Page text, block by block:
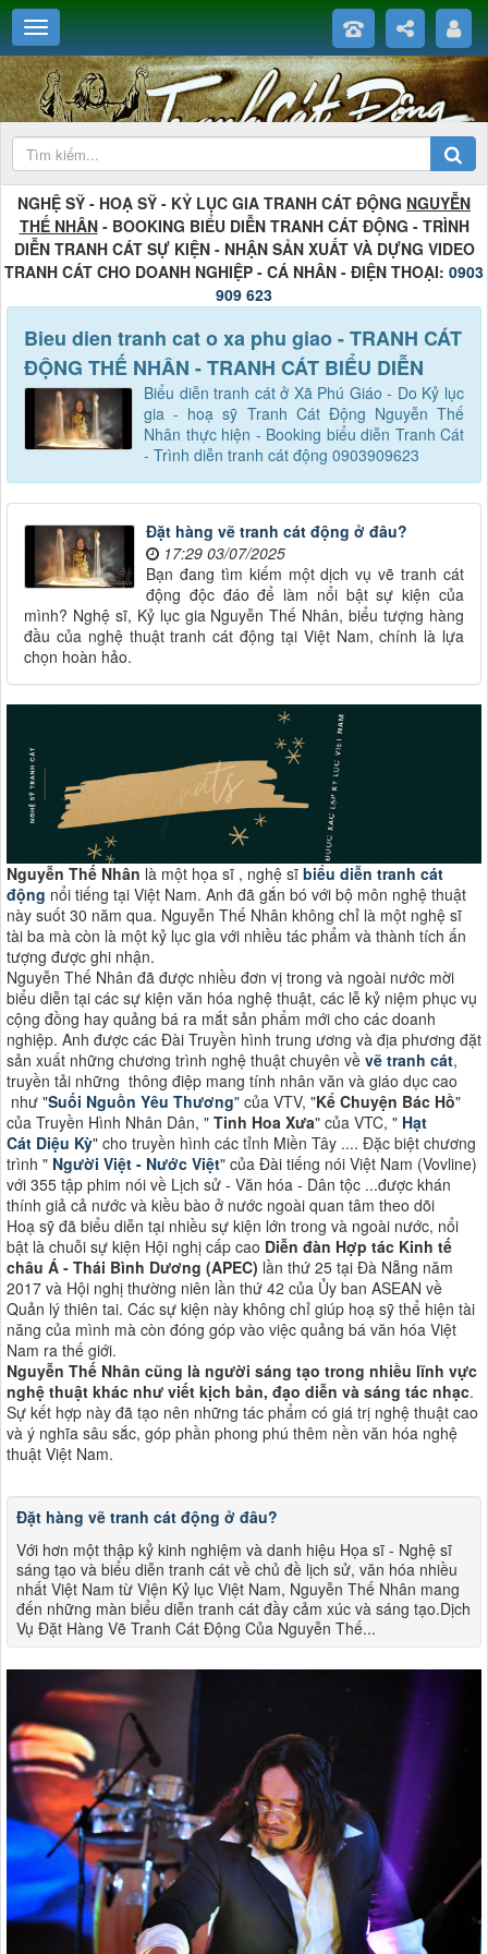
NGHỆ SỸ - HOẠ SỸ - KỶ LỤC GIA TRANH CÁT ĐỘNG NGUYỄN
THẾ NHÂN- BOOKING BIỂU DIỄN TRANH CÁT ĐỘNG - TRÌNH
DIỄN TRANH CÁT SỰ KIỆN - NHẬN SẢN XUẤT VÀ DỰNG VIDEO
TRANH CÁT CHO DOANH NGHIỆP - CÁ NHÂN - ĐIỆN THOẠI: 0903
909 623
Bieu dien tranh cat o xa phu giao - TRANH CÁT
ĐỘNG THẾ NHÂN - TRANH CÁT BIỂU DIỄN
Biểu diễn tranh cát ở Xã Phú Giáo - Do Kỷ lục
gia - hoạ sỹ Tranh Cát Động Nguyễn Thế
Nhân thực hiện - Booking biểu diễn Tranh Cát
- Trình diễn tranh cát động 0903909623
Đặt hàng vẽ tranh cát động ở đâu?
17:29 03/07/2025
Bạn đang tìm kiếm một dịch vụ vẽ tranh cát
động độc đáo để làm nổi bật sự kiện của
mình? Nghệ sĩ, Kỷ lục gia Nguyễn Thế Nhân, biểu tượng hàng
đầu của nghệ thuật tranh cát động tại Việt Nam, chính là lựa
chọn hoàn hảo.
Nguyễn Thế Nhân là một họa sĩ , nghệ sĩ biểu diễn tranh cát
động nổi tiếng tại Việt Nam. Anh đã gắn bó với bộ môn nghệ thuật
này suốt 30 năm qua. Nguyễn Thế Nhân không chỉ là một nghệ sĩ
tài ba mà còn là một kỷ lục gia với nhiều tác phẩm và thành tích ấn
tượng được ghi nhận.
Nguyễn Thế Nhân đã được nhiều đơn vị trong và ngoài nước mời
biểu diễn tại các sự kiện văn hóa nghệ thuật, các lễ kỷ niệm phục vụ
cộng đồng hay quảng bá ra mắt sản phẩm mới cho các doanh
nghiệp. Anh được các Đài Truyền hình trung ương và địa phương đặt
sản xuất những chương trình nghệ thuật chuyên về vẽ tranh cát,
truyền tải những thông điệp mang tính nhân văn và giáo dục cao
như "Suối Nguồn Yêu Thương" của VTV, "Kể Chuyện Bác Hồ"
của Truyền Hình Nhân Dân, " Tinh Hoa Xưa" của VTC, " Hạt
Cát Diệu Kỳ" cho truyền hình các tỉnh Miền Tây .... Đặc biệt chương
trình " Người Việt - Nước Việt" của Đài tiếng nói Việt Nam (Vovline)
với 355 tập phim nói về Lịch sử - Văn hóa - Dân tộc ...được khán
thính giả cả nước và kiều bào ở nước ngoài quan tâm theo dõi
Hoạ sỹ đã biểu diễn tại nhiều sự kiện lớn trong và ngoài nước, nổi
bật là chuỗi sự kiện Hội nghị cấp cao Diễn đàn Hợp tác Kinh tế
châu Á - Thái Bình Dương (APEC) lần thứ 25 tại Đà Nẵng năm
2017 và Hội nghị thường niên lần thứ 42 của Ủy ban ASEAN về
Quản lý thiên tai. Các sự kiện này không chỉ giúp hoạ sỹ thể hiện tài
năng của mình mà còn đóng góp vào việc quảng bá văn hóa Việt
Nam ra thế giới​​.
Nguyễn Thế Nhân cũng là người sáng tạo trong nhiều lĩnh vực
nghệ thuật khác như viết kịch bản, đạo diễn và sáng tác nhạc.
Sự kết hợp này đã tạo nên những tác phẩm có giá trị nghệ thuật cao
và ý nghĩa sâu sắc, góp phần phong phú thêm nền văn hóa nghệ
thuật Việt Nam​​.
Đặt hàng vẽ tranh cát động ở đâu?
Với hơn một thập kỷ kinh nghiệm và danh hiệu Họa sĩ - Nghệ sĩ
sáng tạo và biểu diễn tranh cát về chủ đề lịch sử, văn hóa nhiều
nhất Việt Nam từ Viện Kỷ lục Việt Nam, Nguyễn Thế Nhân mang
đến những màn biểu diễn tranh cát đầy cảm xúc và sáng tạo.Dịch
Vụ Đặt Hàng Vẽ Tranh Cát Động Của Nguyễn Thế...